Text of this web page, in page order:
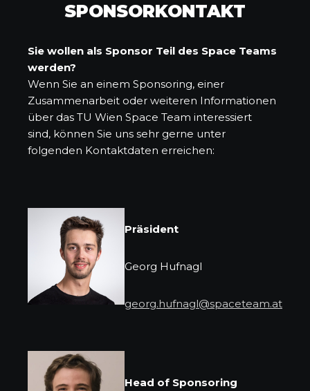
SPONSORKONTAKT
Sie wollen als Sponsor Teil des Space Teams
werden?
Wenn Sie an einem Sponsoring, einer
Zusammenarbeit oder weiteren Informationen
über das TU Wien Space Team interessiert
sind, können Sie uns sehr gerne unter
folgenden Kontaktdaten erreichen:
Präsident
Georg Hufnagl
georg.hufnagl@spaceteam.at
Head of Sponsoring